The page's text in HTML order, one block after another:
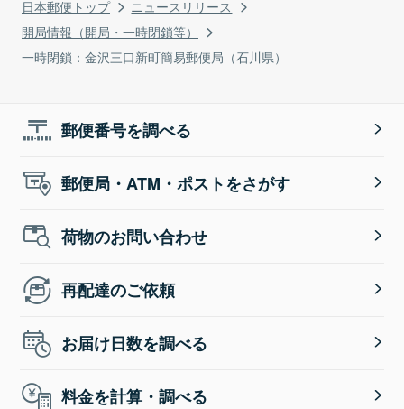
日本郵便トップ
ニュースリリース
開局情報（開局・一時閉鎖等）
一時閉鎖：金沢三口新町簡易郵便局（石川県）
郵便番号を調べる
郵便局・ATM・ポストをさがす
荷物のお問い合わせ
再配達のご依頼
お届け日数を調べる
料金を計算・調べる